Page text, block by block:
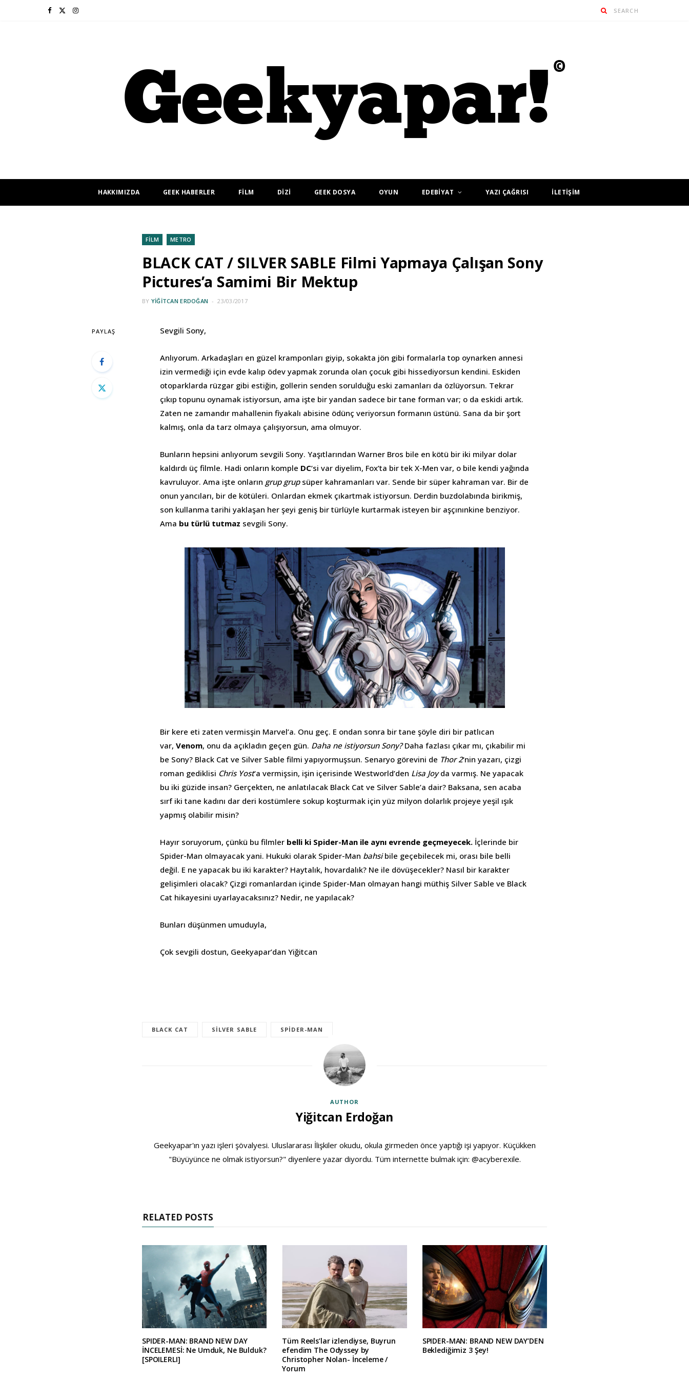
F I
HAKKIMIZDA GEEK HABERLER FİLM DİZİ GEEK DOSYA OYUN EDEBİYAT YAZI ÇAĞRISI İLETİŞİM
FİLM METRO
BLACK CAT / SILVER SABLE Filmi Yapmaya Çalışan Sony
Pictures’a Samimi Bir Mektup
BY YIĞITCAN ERDOĞAN 23/03/2017
PAYLAŞ Sevgili Sony,
Anlıyorum. Arkadaşları en güzel kramponları giyip, sokakta jön gibi formalarla top oynarken annesi
izin vermediği için evde kalıp ödev yapmak zorunda olan çocuk gibi hissediyorsun kendini. Eskiden
otoparklarda rüzgar gibi estiğin, gollerin senden sorulduğu eski zamanları da özlüyorsun. Tekrar
çıkıp topunu oynamak istiyorsun, ama işte bir yandan sadece bir tane forman var; o da eskidi artık.
Zaten ne zamandır mahallenin fiyakalı abisine ödünç veriyorsun formanın üstünü. Sana da bir şort
kalmış, onla da tarz olmaya çalışıyorsun, ama olmuyor.
Bunların hepsini anlıyorum sevgili Sony. Yaşıtlarından Warner Bros bile en kötü bir iki milyar dolar
kaldırdı üç filmle. Hadi onların komple DC‘si var diyelim, Fox’ta bir tek X-Men var, o bile kendi yağında
kavruluyor. Ama işte onların grup grup süper kahramanları var. Sende bir süper kahraman var. Bir de
onun yancıları, bir de kötüleri. Onlardan ekmek çıkartmak istiyorsun. Derdin buzdolabında birikmiş,
son kullanma tarihi yaklaşan her şeyi geniş bir türlüyle kurtarmak isteyen bir aşçınınkine benziyor.
Ama bu türlü tutmaz sevgili Sony.
Bir kere eti zaten vermisşin Marvel’a. Onu geç. E ondan sonra bir tane şöyle diri bir patlıcan
var, Venom, onu da açıkladın geçen gün. Daha ne istiyorsun Sony?Daha fazlası çıkar mı, çıkabilir mi
be Sony? Black Cat ve Silver Sable filmi yapıyormuşsun. Senaryo görevini de Thor 2‘nin yazarı, çizgi
roman gediklisi Chris Yost‘a vermişsin, işin içerisinde Westworld’den Lisa Joyda varmış. Ne yapacak
bu iki güzide insan? Gerçekten, ne anlatılacak Black Cat ve Silver Sable’a dair? Baksana, sen acaba
sırf iki tane kadını dar deri kostümlere sokup koşturmak için yüz milyon dolarlık projeye yeşil ışık
yapmış olabilir misin?
Hayır soruyorum, çünkü bu filmler belli ki Spider-Man ile aynı evrende geçmeyecek. İçlerinde bir
Spider-Man olmayacak yani. Hukuki olarak Spider-Man bahsibile geçebilecek mi, orası bile belli
değil. E ne yapacak bu iki karakter? Haytalık, hovardalık? Ne ile dövüşecekler? Nasıl bir karakter
gelişimleri olacak? Çizgi romanlardan içinde Spider-Man olmayan hangi müthiş Silver Sable ve Black
Cat hikayesini uyarlayacaksınız? Nedir, ne yapılacak?
Bunları düşünmen umuduyla,
Çok sevgili dostun, Geekyapar’dan Yiğitcan
BLACK CAT SILVER SABLE SPIDER-MAN
AUTHOR
Yiğitcan Erdoğan
Geekyapar'ın yazı işleri şövalyesi. Uluslararası İlişkiler okudu, okula girmeden önce yaptığı işi yapıyor. Küçükken
"Büyüyünce ne olmak istiyorsun?" diyenlere yazar diyordu. Tüm internette bulmak için: @acyberexile.
RELATED POSTS
SPIDER-MAN: BRAND NEW DAY
İNCELEMESİ: Ne Umduk, Ne Bulduk?
[SPOILERLI]
Tüm Reels’lar izlendiyse, Buyrun
efendim The Odyssey by
Christopher Nolan- İnceleme /
Yorum
SPIDER-MAN: BRAND NEW DAY’DEN
Beklediğimiz 3 Şey!